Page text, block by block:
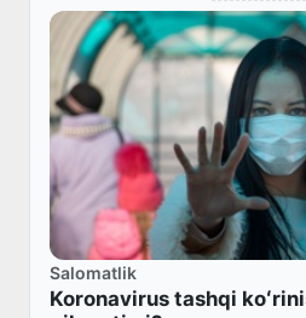
Salomatlik
Koronavirus tashqi